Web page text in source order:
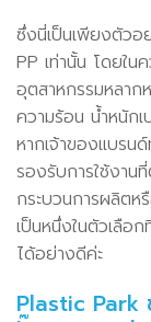
ซึ่งนี่เป็นเพียงตัว
PP เท่านั้น โดยใน
อุตสาหกรรมหลา
ความร้อน น้ำหนัก
หากเจ้าของแบรน
รองรับการใช้งา
กระบวนการผลิต
เป็นหนึ่งในตัวเลือ
ได้อย่างดีค่ะ
Plastic Park